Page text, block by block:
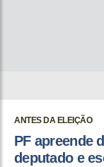
ANTES DA ELEIÇÃO
PF apreende
deputado e